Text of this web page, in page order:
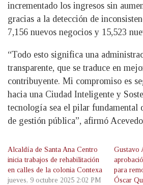
incrementado los ingresos sin
gracias a la detección de
7,156 nuevos negocios y 15,523
“Todo esto significa una
transparente, que se traduce en
contribuyente. Mi compromiso es
hacia una Ciudad Inteligente y
tecnología sea el pilar fundamental
de gestión pública”, afirmó
Alcaldía de Santa Ana Centro
inicia trabajos de rehabilitación
en calles de la colonia Contexa
jueves, 9 octubre 2025 2:02 PM
Gustavo
para
Óscar